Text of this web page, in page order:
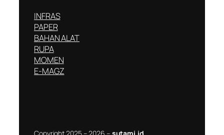
INFRAS
PAPER
BAHAN ALAT
RUPA
MOMEN
E-MAGZ
Copyright 2025 – 2026 – sutami.id